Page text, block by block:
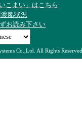
こまい」はこちら
船状況
お読み下さい
Co.,Ltd. All Rights Reserved.